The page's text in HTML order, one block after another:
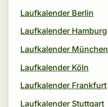
Laufkalender Berlin
Laufkalender Hamburg
Laufkalender München
Laufkalender Köln
Laufkalender Frankfurt
Laufkalender Stuttgart